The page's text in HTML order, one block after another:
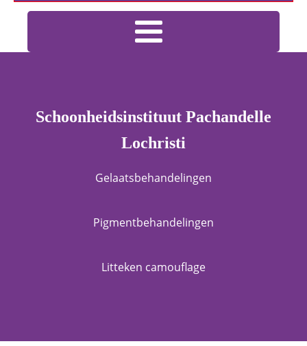
Schoonheidsinstituut Pachandelle
Lochristi
Gelaatsbehandelingen
Pigmentbehandelingen
Litteken camouflage